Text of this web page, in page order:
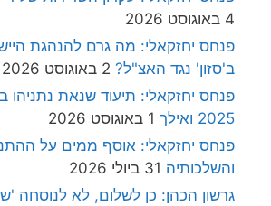
4 באוגוסט 2026
פנחס יחזקאלי: מה גרם להנהגת
ב'סזון' נגד האצ"ל? 2 באוגוסט 2026
פנחס יחזקאלי: תיעוד שנאת נתניהו
2025 ואילך
1 באוגוסט 2026
פנחס יחזקאלי: אוסף ממים על
והשלכותיה 31 ביולי 2026
גרשון הכהן: כן לשלום, לא לנוסחה